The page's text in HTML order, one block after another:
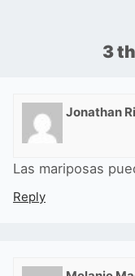
3
Jonathan
Las mariposas
Reply